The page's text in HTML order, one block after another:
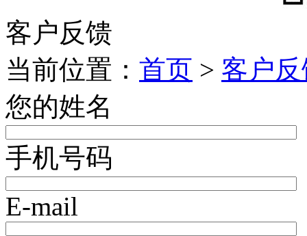
客户反馈
当前位置： 首页 > 客户
您的姓名
手机号码
E-mail